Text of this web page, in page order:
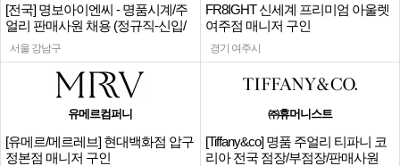
[전국] 명보아이엔씨 - 명품시계/주
얼리 판매사원 채용 (정규직-신입/
경력)
서울 강남구
FR8IGHT 신세계 프리미엄 아울렛
여주점 매니저 구인
경기 여주시
유메르컴퍼니
[유메르/메르레브] 현대백화점 압구
정본점 매니저 구인
㈜휴머니스트
[Tiffany&co] 명품 주얼리 티파니 코
리아 전국 점장/부점장/판매사원